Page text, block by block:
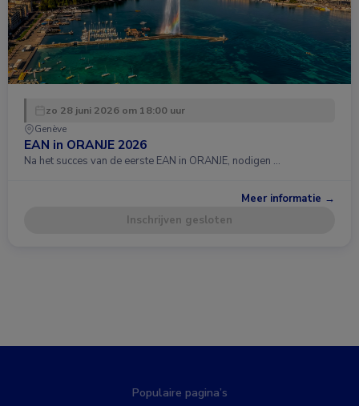
zo 28 juni 2026 om 18:00 uur
Genève
EAN in ORANJE 2026
Na het succes van de eerste EAN in ORANJE, nodigen …
Meer informatie →
Inschrijven gesloten
Populaire pagina’s